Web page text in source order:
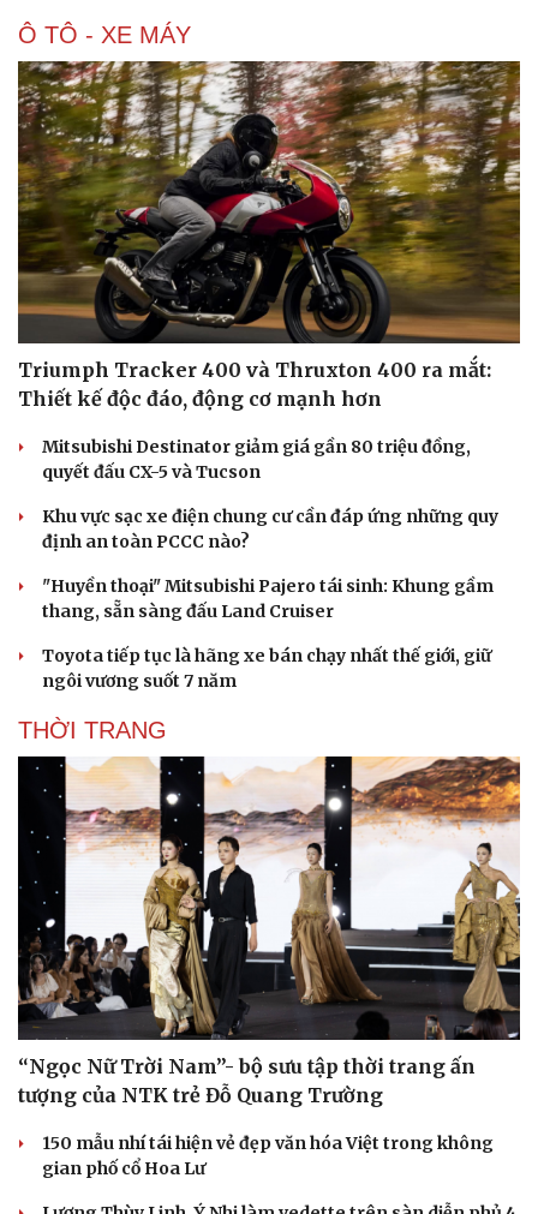
Phòng mạch online
Ăn sạch sống khỏe
Ô TÔ - XE MÁY
Triumph Tracker 400 và Thruxton 400 ra mắt:
Thiết kế độc đáo, động cơ mạnh hơn
Mitsubishi Destinator giảm giá gần 80 triệu đồng,
quyết đấu CX-5 và Tucson
Khu vực sạc xe điện chung cư cần đáp ứng những quy
định an toàn PCCC nào?
"Huyền thoại" Mitsubishi Pajero tái sinh: Khung gầm
thang, sẵn sàng đấu Land Cruiser
Toyota tiếp tục là hãng xe bán chạy nhất thế giới, giữ
ngôi vương suốt 7 năm
THỜI TRANG
“Ngọc Nữ Trời Nam”- bộ sưu tập thời trang ấn
tượng của NTK trẻ Đỗ Quang Trường
150 mẫu nhí tái hiện vẻ đẹp văn hóa Việt trong không
gian phố cổ Hoa Lư